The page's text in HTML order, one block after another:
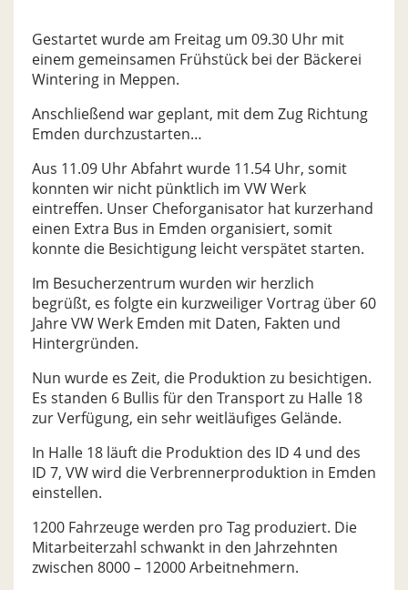
Gestartet wurde am Freitag um 09.30 Uhr mit
einem gemeinsamen Frühstück bei der Bäckerei
Wintering in Meppen.
Anschließend war geplant, mit dem Zug Richtung
Emden durchzustarten…
Aus 11.09 Uhr Abfahrt wurde 11.54 Uhr, somit
konnten wir nicht pünktlich im VW Werk
eintreffen. Unser Cheforganisator hat kurzerhand
einen Extra Bus in Emden organisiert, somit
konnte die Besichtigung leicht verspätet starten.
Im Besucherzentrum wurden wir herzlich
begrüßt, es folgte ein kurzweiliger Vortrag über 60
Jahre VW Werk Emden mit Daten, Fakten und
Hintergründen.
Nun wurde es Zeit, die Produktion zu besichtigen.
Es standen 6 Bullis für den Transport zu Halle 18
zur Verfügung, ein sehr weitläufiges Gelände.
In Halle 18 läuft die Produktion des ID 4 und des
ID 7, VW wird die Verbrennerproduktion in Emden
einstellen.
1200 Fahrzeuge werden pro Tag produziert. Die
Mitarbeiterzahl schwankt in den Jahrzehnten
zwischen 8000 – 12000 Arbeitnehmern.